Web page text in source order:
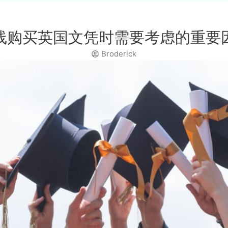
购买英国文凭时需要考虑的重要
Broderick